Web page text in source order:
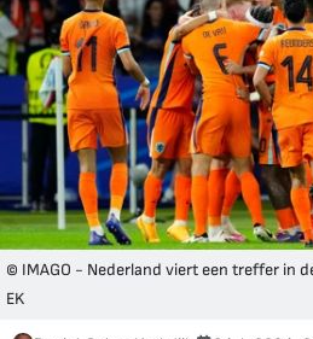
© IMAGO - Nederland viert een treffer in
EK